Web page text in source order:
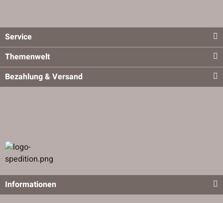
Service
Themenwelt
Bezahlung & Versand
Informationen